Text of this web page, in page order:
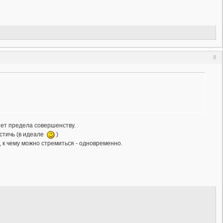
8
предела совершенству.
(в идеале
)
к чему можно стремиться - одновременно.